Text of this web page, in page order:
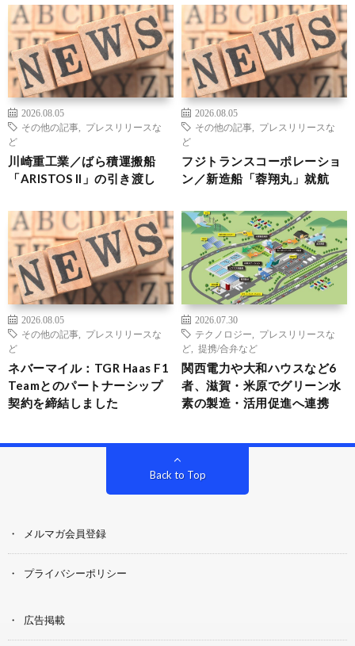
2026.08.05
その他の記事
プレスリリースな
ど
川崎重工業／ばら積運搬船
「ARISTOS II」の引き渡し
2026.08.05
その他の記事
プレスリリースな
ど
フジトランスコーポレーショ
ン／新造船「蓉翔丸」就航
2026.08.05
その他の記事
プレスリリースな
ど
ネバーマイル：TGR Haas F1
Teamとのパートナーシップ
契約を締結しました
2026.07.30
テクノロジー
プレスリリースな
ど
提携/合弁など
関西電力や大和ハウスなど6
者、滋賀・米原でグリーン水
素の製造・活用促進へ連携
Back to Top
メルマガ会員登録
プライバシーポリシー
広告掲載